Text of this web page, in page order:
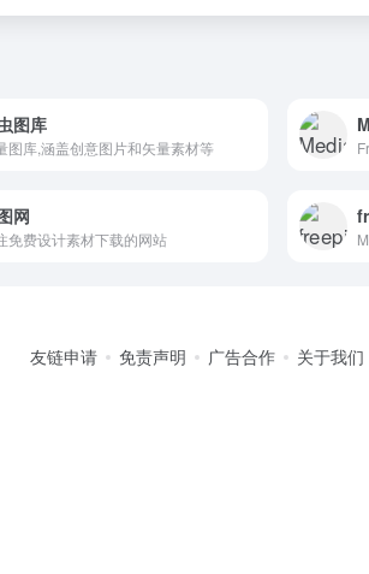
图库
图库,涵盖创意图片和矢量素材等
网
免费设计素材下载的网站
友链申请 免责声明 广告合作 关于我们